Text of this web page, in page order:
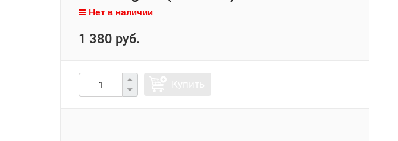
Нет в наличии
1 380 руб.